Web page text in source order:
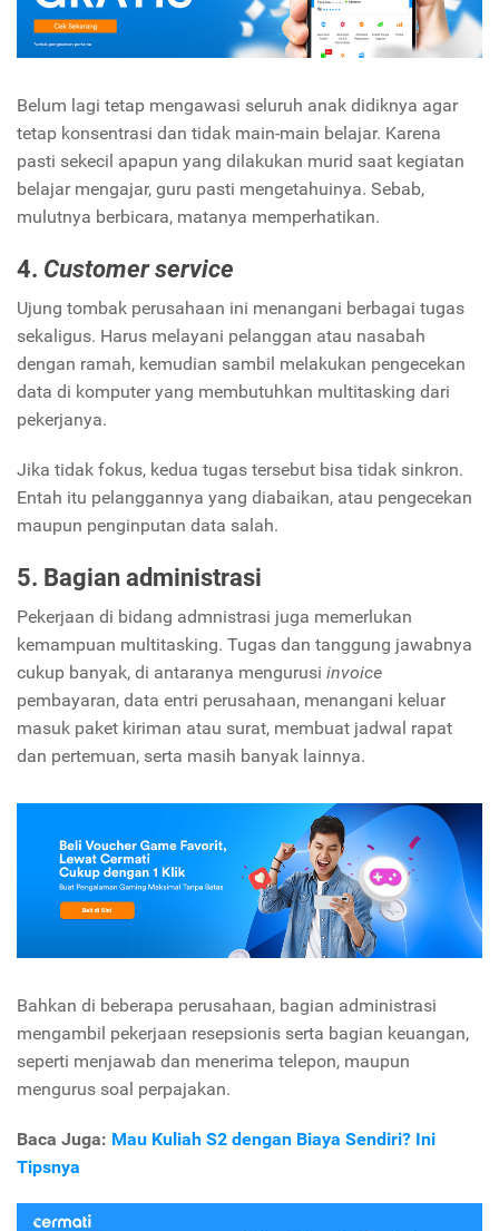
Belum lagi tetap mengawasi seluruh anak didiknya agar
tetap konsentrasi dan tidak main-main belajar. Karena
pasti sekecil apapun yang dilakukan murid saat kegiatan
belajar mengajar, guru pasti mengetahuinya. Sebab,
mulutnya berbicara, matanya memperhatikan.
4. Customer service
Ujung tombak perusahaan ini menangani berbagai tugas
sekaligus. Harus melayani pelanggan atau nasabah
dengan ramah, kemudian sambil melakukan pengecekan
data di komputer yang membutuhkan multitasking dari
pekerjanya.
Jika tidak fokus, kedua tugas tersebut bisa tidak sinkron.
Entah itu pelanggannya yang diabaikan, atau pengecekan
maupun penginputan data salah.
5. Bagian administrasi
Pekerjaan di bidang admnistrasi juga memerlukan
kemampuan multitasking. Tugas dan tanggung jawabnya
cukup banyak, di antaranya mengurusi invoice
pembayaran, data entri perusahaan, menangani keluar
masuk paket kiriman atau surat, membuat jadwal rapat
dan pertemuan, serta masih banyak lainnya.
Bahkan di beberapa perusahaan, bagian administrasi
mengambil pekerjaan resepsionis serta bagian keuangan,
seperti menjawab dan menerima telepon, maupun
mengurus soal perpajakan.
Baca Juga: Mau Kuliah S2 dengan Biaya Sendiri? Ini
Tipsnya